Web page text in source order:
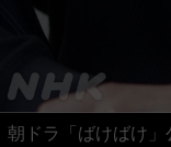
朝ドラ「ばけばけ